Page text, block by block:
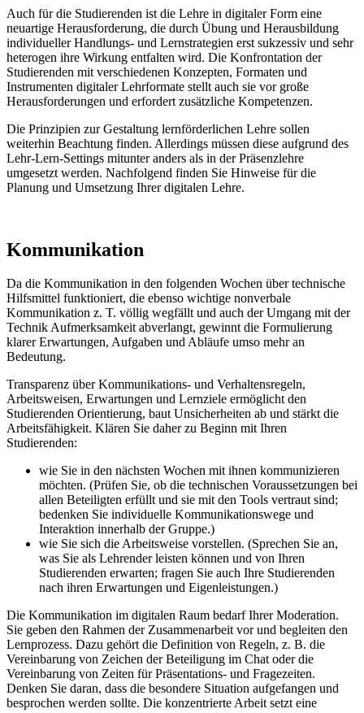
Auch für die Studierenden ist die Lehre in digitaler Form eine
neuartige Herausforderung, die durch Übung und Herausbildung
individueller Handlungs- und Lernstrategien erst sukzessiv und sehr
heterogen ihre Wirkung entfalten wird. Die Konfrontation der
Studierenden mit verschiedenen Konzepten, Formaten und
Instrumenten digitaler Lehrformate stellt auch sie vor große
Herausforderungen und erfordert zusätzliche Kompetenzen.
Die Prinzipien zur Gestaltung lernförderlichen Lehre sollen
weiterhin Beachtung finden. Allerdings müssen diese aufgrund des
Lehr-Lern-Settings mitunter anders als in der Präsenzlehre
umgesetzt werden. Nachfolgend finden Sie Hinweise für die
Planung und Umsetzung Ihrer digitalen Lehre.
Kommunikation
Da die Kommunikation in den folgenden Wochen über technische
Hilfsmittel funktioniert, die ebenso wichtige nonverbale
Kommunikation z. T. völlig wegfällt und auch der Umgang mit der
Technik Aufmerksamkeit abverlangt, gewinnt die Formulierung
klarer Erwartungen, Aufgaben und Abläufe umso mehr an
Bedeutung.
Transparenz über Kommunikations- und Verhaltensregeln,
Arbeitsweisen, Erwartungen und Lernziele ermöglicht den
Studierenden Orientierung, baut Unsicherheiten ab und stärkt die
Arbeitsfähigkeit. Klären Sie daher zu Beginn mit Ihren
Studierenden:
wie Sie in den nächsten Wochen mit ihnen kommunizieren
möchten. (Prüfen Sie, ob die technischen Voraussetzungen bei
allen Beteiligten erfüllt und sie mit den Tools vertraut sind;
bedenken Sie individuelle Kommunikationswege und
Interaktion innerhalb der Gruppe.)
wie Sie sich die Arbeitsweise vorstellen. (Sprechen Sie an,
was Sie als Lehrender leisten können und von Ihren
Studierenden erwarten; fragen Sie auch Ihre Studierenden
nach ihren Erwartungen und Eigenleistungen.)
Die Kommunikation im digitalen Raum bedarf Ihrer Moderation.
Sie geben den Rahmen der Zusammenarbeit vor und begleiten den
Lernprozess. Dazu gehört die Definition von Regeln, z. B. die
Vereinbarung von Zeichen der Beteiligung im Chat oder die
Vereinbarung von Zeiten für Präsentations- und Fragezeiten.
Denken Sie daran, dass die besondere Situation aufgefangen und
besprochen werden sollte. Die konzentrierte Arbeit setzt eine